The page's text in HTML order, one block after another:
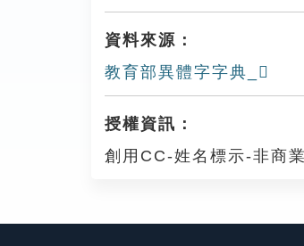
資料來源：
教育部異體字字典_𧴁
授權資訊：
創用CC-姓名標示-非商